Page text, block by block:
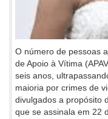
O número de pessoas
de Apoio à Vítima
seis anos,
maioria por crimes de
divulgados a propósito
que se assinala em 22